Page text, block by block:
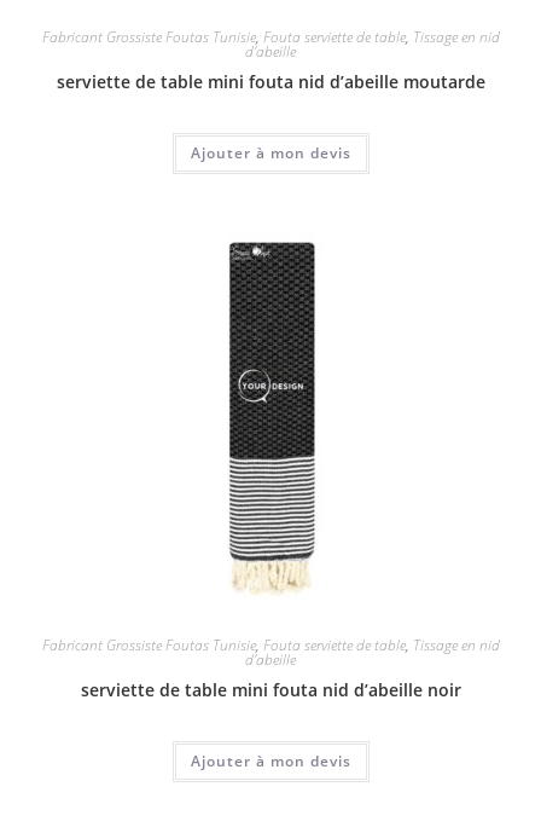
Fabricant Grossiste Foutas Tunisie, Fouta serviette de table, Tissage en nid
d'abeille
serviette de table mini fouta nid d’abeille moutarde
Ajouter à mon devis
Fabricant Grossiste Foutas Tunisie, Fouta serviette de table, Tissage en nid
d'abeille
serviette de table mini fouta nid d’abeille noir
Ajouter à mon devis